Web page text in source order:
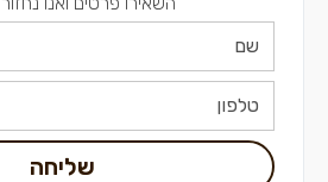
שליחה